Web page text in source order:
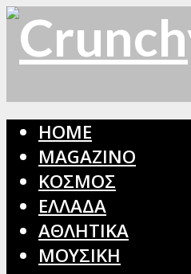
HOME
MAGAZINO
ΚΟΣΜΟΣ
ΕΛΛΑΔΑ
ΑΘΛΗΤΙΚΑ
ΜΟΥΣΙΚΗ